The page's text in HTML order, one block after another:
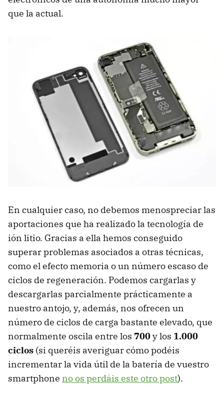
que la actual.
En cualquier caso, no debemos menospreciar las
aportaciones que ha realizado la tecnología de
ión litio. Gracias a ella hemos conseguido
superar problemas asociados a otras técnicas,
como el efecto memoria o un número escaso de
ciclos de regeneración. Podemos cargarlas y
descargarlas parcialmente prácticamente a
nuestro antojo, y, además, nos ofrecen un
número de ciclos de carga bastante elevado, que
normalmente oscila entre los 700y los 1.000
ciclos (si queréis averiguar cómo podéis
incrementar la vida útil de la batería de vuestro
smartphone no os perdáis este otro post).